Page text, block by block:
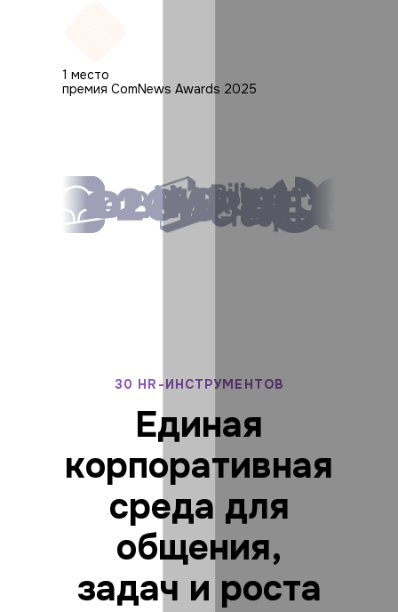
1 место
премия ComNews Awards 2025
30 HR-ИНСТРУМЕНТОВ
Единая
корпоративная
среда для
общения,
задач и роста